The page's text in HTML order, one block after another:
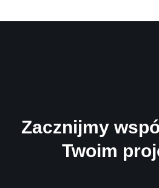
Zacznijmy
Twoim